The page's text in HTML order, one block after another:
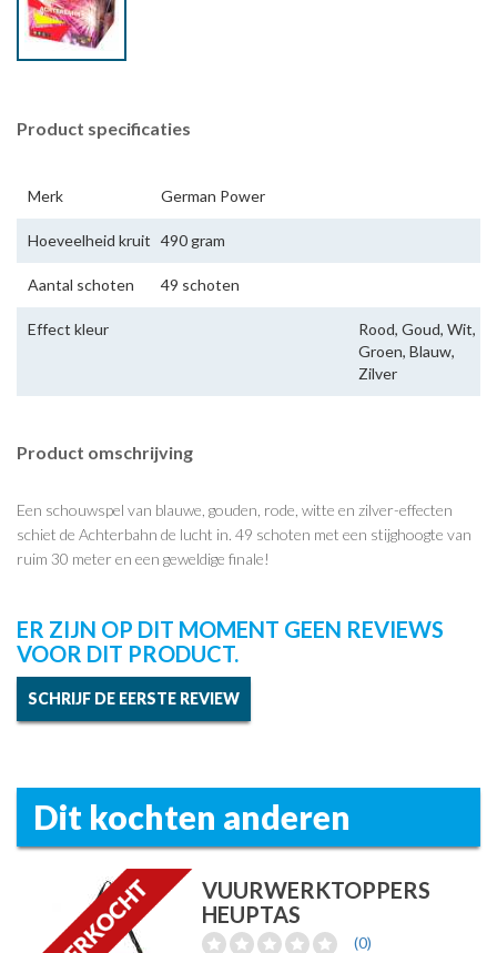
Product specificaties
Merk German Power
Hoeveelheid kruit 490 gram
Aantal schoten 49 schoten
Effect kleur
Rood, Goud, Wit,
Groen, Blauw,
Zilver
Product omschrijving
Een schouwspel van blauwe, gouden, rode, witte en zilver-effecten
schiet de Achterbahn de lucht in. 49 schoten met een stijghoogte van
ruim 30 meter en een geweldige finale!
ER ZIJN OP DIT MOMENT GEEN REVIEWS
VOOR DIT PRODUCT.
SCHRIJF DE EERSTE REVIEW
Dit kochten anderen
VUURWERKTOPPERS
HEUPTAS
(0)